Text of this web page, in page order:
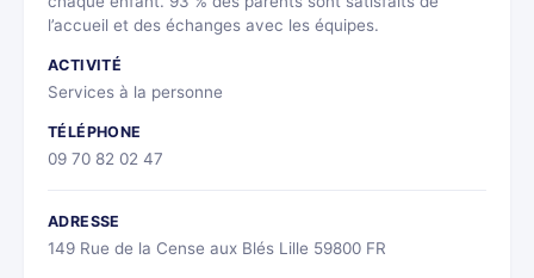
l’accueil et des échanges avec les équipes.
ACTIVITÉ
Services à la personne
TÉLÉPHONE
09 70 82 02 47
ADRESSE
149 Rue de la Cense aux Blés Lille 59800 FR